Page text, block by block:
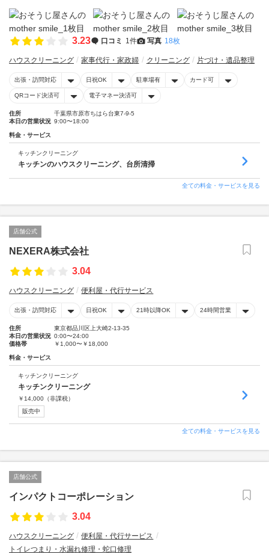
3.23 口コミ 1件 写真 18枚
ハウスクリーニング 家事代行・家政婦 クリーニング 片づけ・遺品整理
出張・訪問対応 日祝OK 駐車場有 カード可
QRコード決済可 電子マネー決済可
住所
千葉県市原市ちはら台東7-9-5
本日の営業状況 9:00〜18:00
料金・サービス
キッチンクリーニング
キッチンのハウスクリーニング、台所清掃
全ての料金・サービスを見る
店舗公式
NEXERA株式会社
3.04
ハウスクリーニング 便利屋・代行サービス
出張・訪問対応 日祝OK 21時以降OK 24時間営業
住所
東京都品川区上大崎2-13-35
本日の営業状況 0:00〜24:00
価格帯
￥1,000〜￥18,000
料金・サービス
キッチンクリーニング
キッチンクリーニング
￥ 14,000 （非課税）
販売中
全ての料金・サービスを見る
店舗公式
インパクトコーポレーション
3.04
ハウスクリーニング
便利屋・代行サービス
トイレつまり・水漏れ修理・蛇口修理